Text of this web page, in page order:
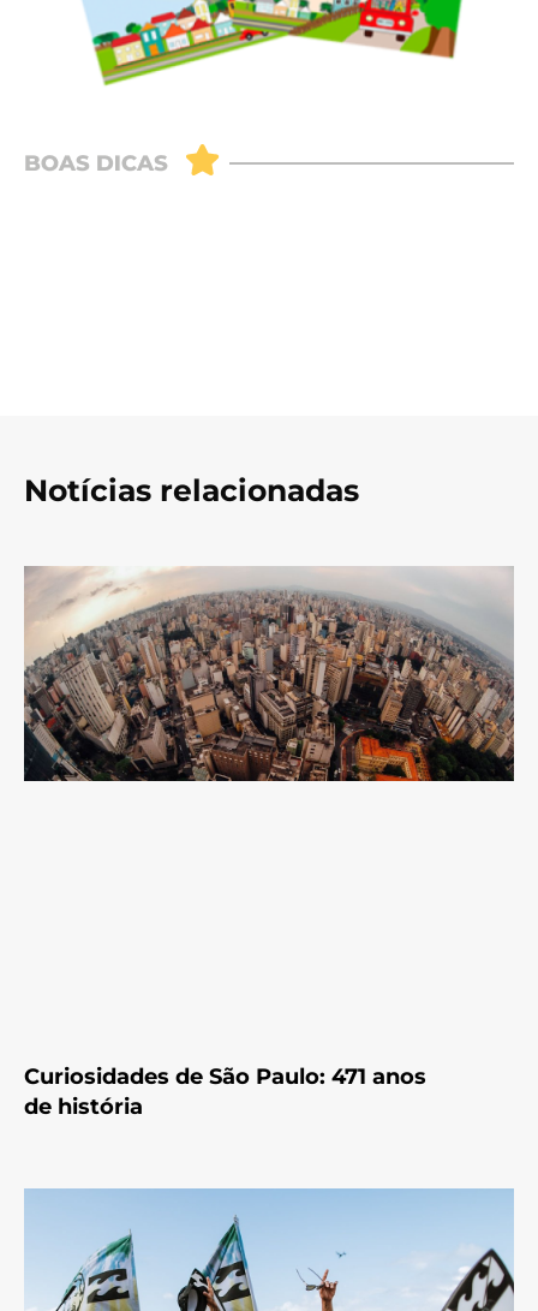
Notícias relacionadas
Curiosidades de São Paulo: 471 anos
de história